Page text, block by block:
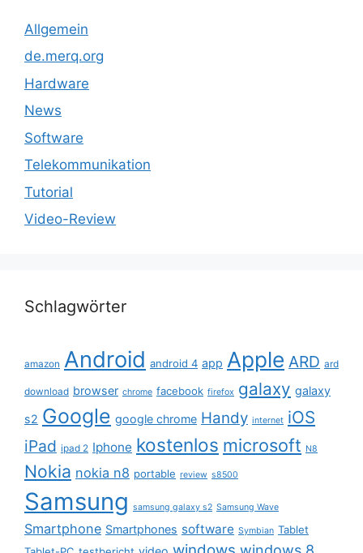
Allgemein
de.merq.org
Hardware
News
Software
Telekommunikation
Tutorial
Video-Review
Schlagwörter
amazon Android android 4 app Apple ARD ard
download browser chrome facebook firefox galaxy galaxy
s2 Google google chrome Handy internet iOS
iPad ipad 2 Iphone kostenlos microsoft N8
Nokia nokia n8 portable review s8500
Samsung samsung galaxy s2 Samsung Wave
Smartphone Smartphones software Symbian Tablet